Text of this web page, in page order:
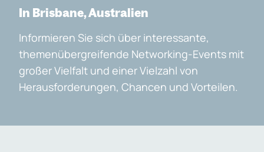
In Brisbane, Australien
Informieren Sie sich über interessante,
themenübergreifende Networking-Events mit
großer Vielfalt und einer Vielzahl von
Herausforderungen, Chancen und Vorteilen.